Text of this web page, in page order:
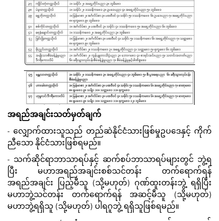
အရည်အချင်းသတ်မှတ်ချက်
- လျှောက်ထားသူသည် တည်ဆဲနိုင်ငံသားဖြစ်မှုဥပဒေနှင့် ကိုက်
ညီသော နိုင်ငံသားဖြစ်ရမည်။
- သက်ဆိုင်ရာဘာသာရပ်နှင့် ဆက်စပ်ဘာသာရပ်များတွင် ဘွဲ့ရ
ပြီး မဟာအရည်အချင်းစစ်သင်တန်း တက်ရောက်ရန်
အရည်အချင်း ပြည့်မီသူ (သို့မဟုတ်) ဂုဏ်ထူးတန်းဘွဲ့ ရရှိပြီး
မဟာဘွဲ့သင်တန်း တက်ရောက်ရန် အဆင့်မီသူ (သို့မဟုတ်)
မဟာဘွဲ့ရရှိသူ (သို့မဟုတ်) ပါရဂူဘွဲ့ ရရှိသူဖြစ်ရမည်။